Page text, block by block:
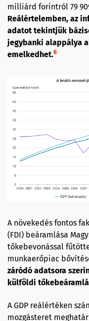
milliárd forintról 79
Reálértelemben, az
adatot tekintjük
jegybanki alappálya
emelkedhet.6
A növekedés fontos
(FDI) beáramlása
tőkebevonással
munkaerőpiac
záródó adatsora
külföldi
A GDP reálértéken
mozgásteret